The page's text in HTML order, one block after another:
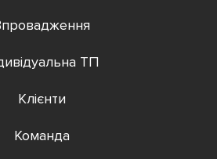
ТП
Клієнти
Команда